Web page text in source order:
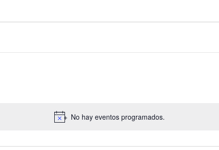
No hay eventos programados.